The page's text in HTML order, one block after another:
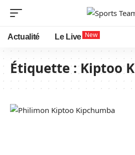
Actualité Le Live New
Étiquette :Kiptoo